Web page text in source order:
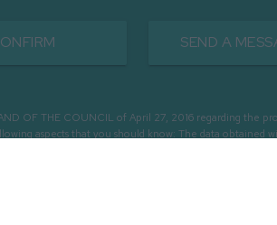
SEND A
OF THE COUNCIL of April 27, 2016 regarding the
aspects that you should know: The data obtained